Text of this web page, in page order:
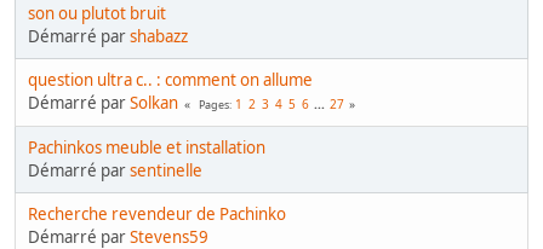
son ou plutot bruit
Démarré parshabazz
question ultra c.. : comment on allume
Démarré parSolkan Pages 1 2 3 4 5 6 ... 27
Pachinkos meuble et installation
Démarré parsentinelle
Recherche revendeur de Pachinko
Démarré parStevens59